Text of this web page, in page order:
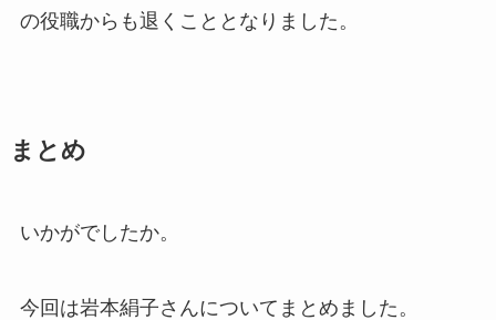
の役職からも退くこととなりました。
まとめ
いかがでしたか。
今回は岩本絹子さんについてまとめました。